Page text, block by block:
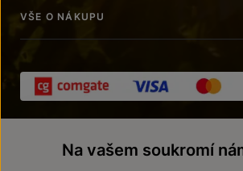
VŠE O NÁKUPU
Na vašem soukromí